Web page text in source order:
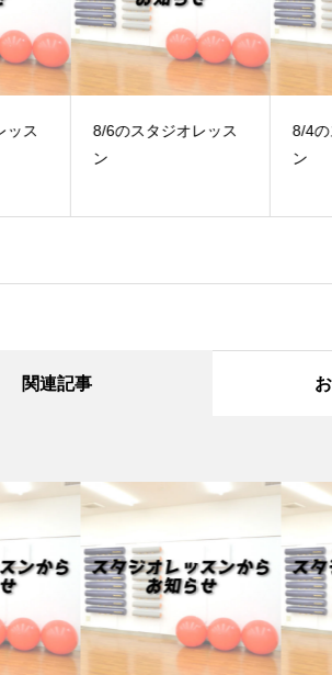
6のスタジオレッス
8/4のスタジオレッ
関連記事